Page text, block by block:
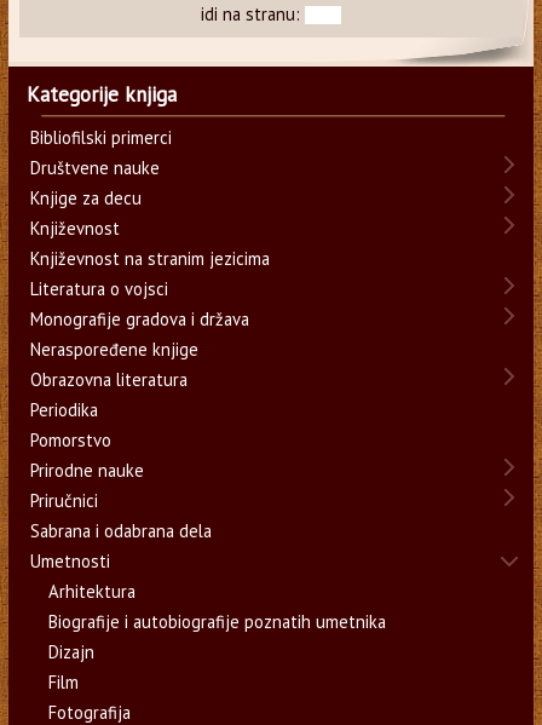
idi na stranu:
Kategorije knjiga
Bibliofilski primerci
Društvene nauke
Knjige za decu
Književnost
Književnost na stranim jezicima
Literatura o vojsci
Monografije gradova i država
Neraspoređene knjige
Obrazovna literatura
Periodika
Pomorstvo
Prirodne nauke
Priručnici
Sabrana i odabrana dela
Umetnosti
Arhitektura
Biografije i autobiografije poznatih umetnika
Dizajn
Film
Fotografija